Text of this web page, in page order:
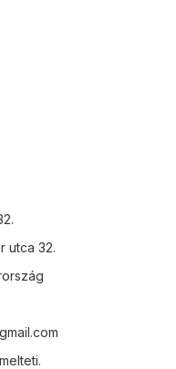
utca 32.